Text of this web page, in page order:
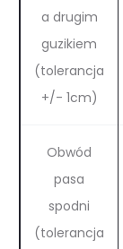
a drugim
guzikiem
(tolerancja
+/- 1cm)
Obwód
pasa
spodni
(tolerancja